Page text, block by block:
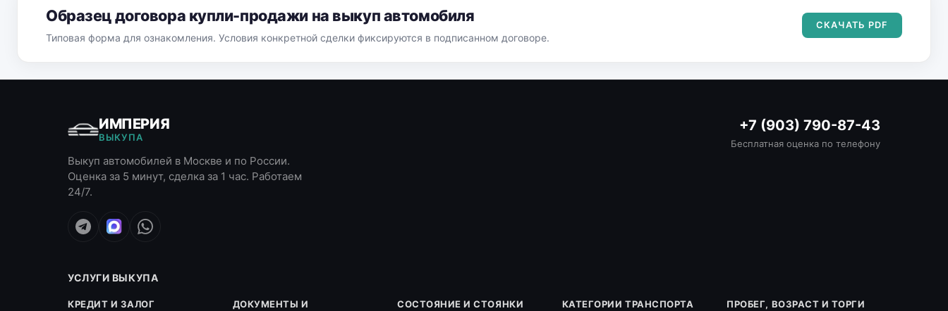
Образец договора купли-продажи на выкуп автомобиля
Типовая форма для ознакомления. Условия конкретной сделки фиксируются в подписанном договоре.
СКАЧАТЬ PDF
ИМПЕРИЯ
ВЫКУПА
Выкуп автомобилей в Москве и по России.
Оценка за 5 минут, сделка за 1 час. Работаем
24/7.
+7 (903) 790-87-43
Бесплатная оценка по телефону
УСЛУГИ ВЫКУПА
КРЕДИТ И ЗАЛОГ
ДОКУМЕНТЫ И
СОСТОЯНИЕ И СТОЯНКИ КАТЕГОРИИ ТРАНСПОРТА ПРОБЕГ, ВОЗРАСТ И ТОРГИ